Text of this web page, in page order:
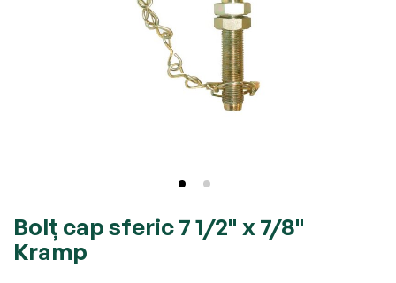
to
the
Bolț cap sferic 7 1/2" x 7/8"
Kramp